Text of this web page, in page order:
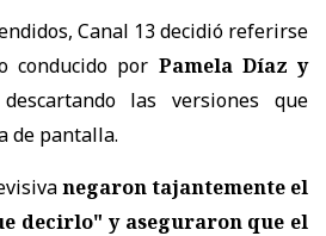
Canal 13 decidió referirse
conducido por Pamela Díaz y
las versiones que
de pantalla.
negaron tajantemente el
decirlo" y aseguraron que el